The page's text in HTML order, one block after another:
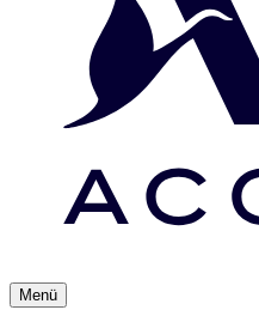
Menü